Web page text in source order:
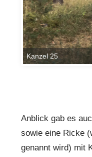
Kanzel 25
Anblick gab es
sowie eine Ricke
genannt wird) mit